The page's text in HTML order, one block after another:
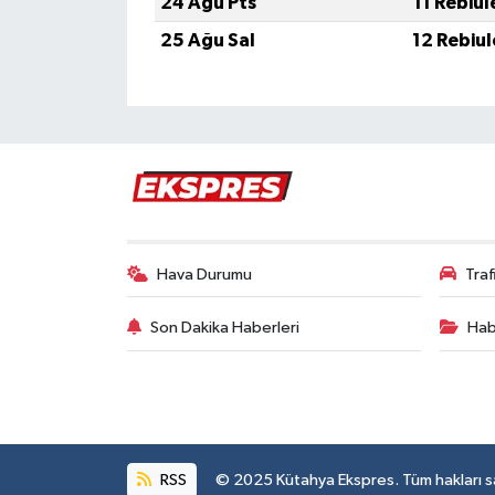
25 Ağu Sal
12
Hava Durumu
Son Dakika Haberleri
RSS © 2025 Kütahya Ekspres. Tüm hakları
Yemek Tarifleri